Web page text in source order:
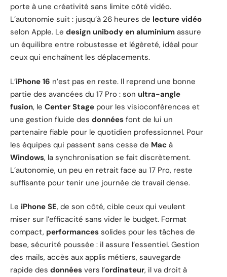
porte à une créativité sans limite côté vidéo.
L’autonomie suit : jusqu’à 26 heures de lecture vidéo
selon Apple. Le design unibody en aluminium assure
un équilibre entre robustesse et légèreté, idéal pour
ceux qui enchaînent les déplacements.
L’iPhone 16 n’est pas en reste. Il reprend une bonne
partie des avancées du 17 Pro : son ultra-angle
fusion, le Center Stage pour les visioconférences et
une gestion fluide des données font de lui un
partenaire fiable pour le quotidien professionnel. Pour
les équipes qui passent sans cesse de Mac à
Windows, la synchronisation se fait discrètement.
L’autonomie, un peu en retrait face au 17 Pro, reste
suffisante pour tenir une journée de travail dense.
Le iPhone SE, de son côté, cible ceux qui veulent
miser sur l’efficacité sans vider le budget. Format
compact, performances solides pour les tâches de
base, sécurité poussée : il assure l’essentiel. Gestion
des mails, accès aux applis métiers, sauvegarde
rapide des données vers l’ordinateur, il va droit à